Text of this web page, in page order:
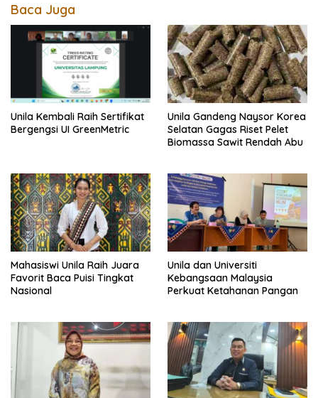
Baca Juga
Unila Kembali Raih Sertifikat
Bergengsi UI GreenMetric
Unila Gandeng Naysor Korea
Selatan Gagas Riset Pelet
Biomassa Sawit Rendah Abu
Mahasiswi Unila Raih Juara
Favorit Baca Puisi Tingkat
Nasional
Unila dan Universiti
Kebangsaan Malaysia
Perkuat Ketahanan Pangan